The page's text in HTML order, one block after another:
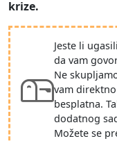
krize.
Jeste li
da vam
Ne
vam
besplatna.
dodatnog
Možete se